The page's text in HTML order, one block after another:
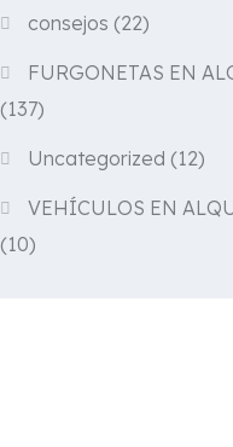
consejos (22)
FURGONETAS EN
(137)
Uncategorized (12)
VEHÍCULOS EN
(10)